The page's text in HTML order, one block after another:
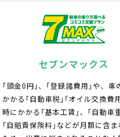
セブンマックス
｢頭金0円｣、｢登録諸費用｣や、車
かかる｢自動車税｣｢オイル交換費
時にかかる｢基本工賃｣、｢自動車
｢自賠責保険料｣などが月額に含ま